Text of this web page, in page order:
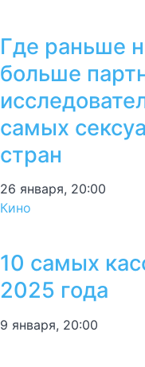
Где раньше
больше
самых
стран
26 января, 20:00
Кино
10 самых
2025 года
9 января, 20:00